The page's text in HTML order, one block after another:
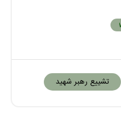
تشییع رهبر شهید